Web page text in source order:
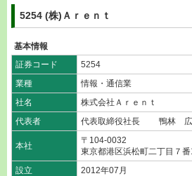
5254 (株)Ａｒｅｎｔ
基本情報
証券コード
5254
業種
情報・通信業
社名
株式会社Ａｒｅｎｔ
代表者
代表取締役社長 鴨林
本社
〒104-0032
東京都港区浜松町二丁目７
設立
2012年07月